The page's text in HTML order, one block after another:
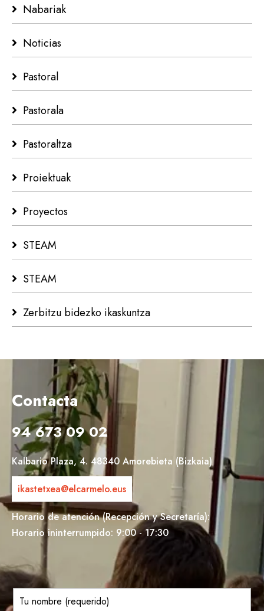
Nabariak
Noticias
Pastoral
Pastorala
Pastoraltza
Proiektuak
Proyectos
STEAM
STEAM
Zerbitzu bidezko ikaskuntza
Contacta
94 673 09 02
Kalbario Plaza, 4. 48340 Amorebieta (Bizkaia)
ikastetxea@elcarmelo.eus
Horario de atención (Recepción y Secretaría):
Horario ininterrumpido: 9:00 - 17:30